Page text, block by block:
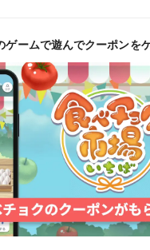
ゲームで遊んでクーポンを